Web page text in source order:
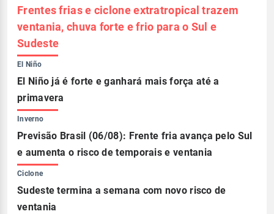
Frentes frias e ciclone extratropical trazem
ventania, chuva forte e frio para o Sul e
Sudeste
El Niño
El Niño já é forte e ganhará mais força até a
primavera
Inverno
Previsão Brasil (06/08): Frente fria avança pelo Sul
e aumenta o risco de temporais e ventania
Ciclone
Sudeste termina a semana com novo risco de
ventania